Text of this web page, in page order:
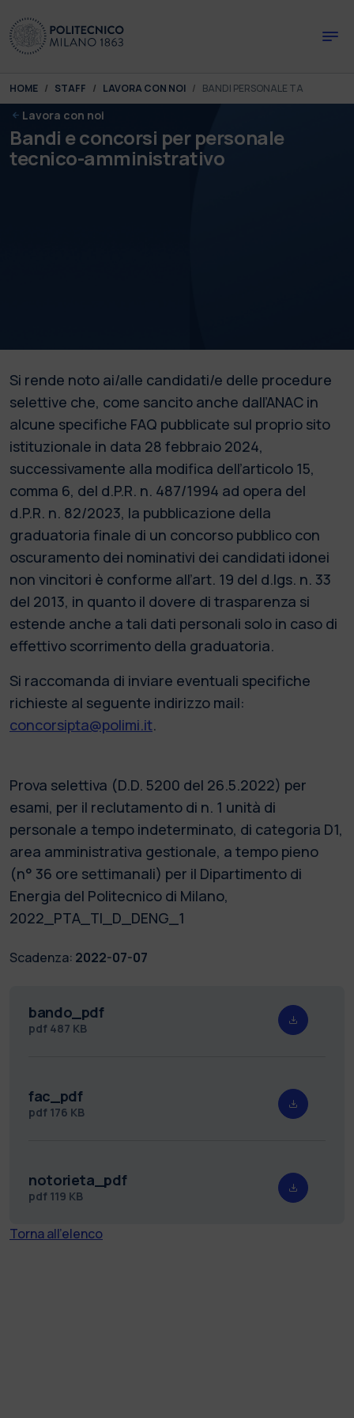
You are here:
HOME STAFF LAVORA CON NOI BANDI PERSONALE TA
Lavora con noi
Bandi e concorsi per personale
tecnico-amministrativo
Si rende noto ai/alle candidati/e delle procedure
selettive che, come sancito anche dall’ANAC in
alcune specifiche FAQ pubblicate sul proprio sito
istituzionale in data 28 febbraio 2024,
successivamente alla modifica dell’articolo 15,
comma 6, del d.P.R. n. 487/1994 ad opera del
d.P.R. n. 82/2023, la pubblicazione della
graduatoria finale di un concorso pubblico con
oscuramento dei nominativi dei candidati idonei
non vincitori è conforme all’art. 19 del d.lgs. n. 33
del 2013, in quanto il dovere di trasparenza si
estende anche a tali dati personali solo in caso di
effettivo scorrimento della graduatoria.
Si raccomanda di inviare eventuali specifiche
richieste al seguente indirizzo mail:
concorsipta@polimi.it.
Prova selettiva (D.D. 5200 del 26.5.2022) per
esami, per il reclutamento di n. 1 unità di
personale a tempo indeterminato, di categoria D1,
area amministrativa gestionale, a tempo pieno
(n° 36 ore settimanali) per il Dipartimento di
Energia del Politecnico di Milano,
2022_PTA_TI_D_DENG_1
Scadenza: 2022-07-07
bando_pdf
pdf 487 KB
fac_pdf
pdf 176 KB
notorieta_pdf
pdf 119 KB
Torna all'elenco